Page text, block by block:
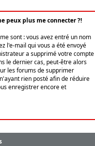
peux plus me connecter ?!
sont : vous avez entré un nom
l'e-mail qui vous a été envoyé
a supprimé votre compte
le dernier cas, peut-être alors
les forums de supprimer
rien posté afin de réduire
enregistrer encore et